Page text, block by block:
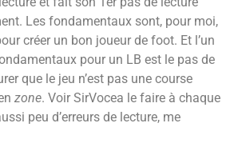
Les fondamentaux sont, pour moi,
créer un bon joueur de foot. Et l’un
pour un LB est le pas de
que le jeu n’est pas une course
zone. Voir SirVocea le faire à chaque
peu d’erreurs de lecture, me